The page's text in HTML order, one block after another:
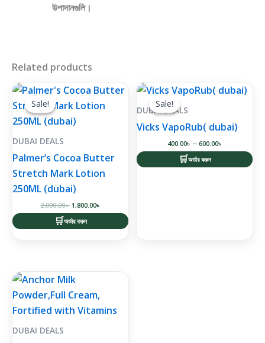
উপাদানগুলি।
Related products
Sale!
Sale!
DUBAI DEALS
Palmer’s Cocoa Butter
Stretch Mark Lotion
250ML (dubai)
2,000.00৳
Original
price
was:
2,000.00৳ .
1,800.00৳
Current
price
is:
1,800.00৳ .
অর্ডার করুন
Sale!
Sale!
DUBAI DEALS
Vicks VapoRub( dubai)
400.00৳ – 600.00৳
Price
range:
অর্ডার করুন
This
product
has
variants.
The
DUBAI DEALS